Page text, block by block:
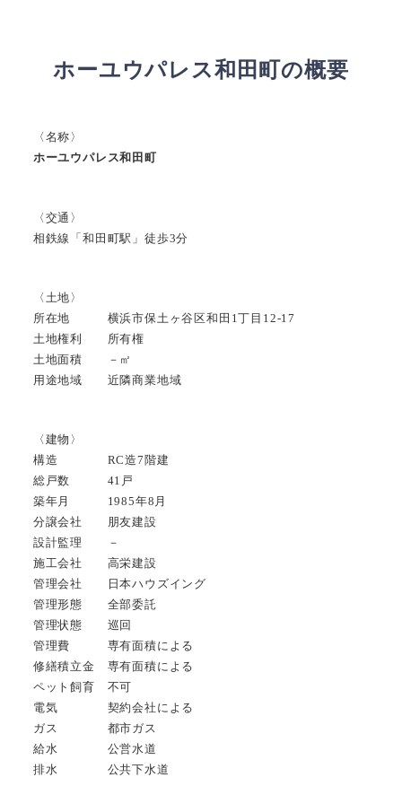
ホーユウパレス和田町の概要
〈名称〉
ホーユウパレス和田町
〈交通〉
相鉄線「和田町駅」徒歩3分
〈土地〉
所在地 横浜市保土ヶ谷区和田1丁目12-17
土地権利 所有権
土地面積 －㎡
用途地域 近隣商業地域
〈建物〉
構造 RC造7階建
総戸数 41戸
築年月 1985年8月
分譲会社 朋友建設
設計監理 －
施工会社 高栄建設
管理会社 日本ハウズイング
管理形態 全部委託
管理状態 巡回
管理費 専有面積による
修繕積立金 専有面積による
ペット飼育 不可
電気 契約会社による
ガス 都市ガス
給水 公営水道
排水 公共下水道